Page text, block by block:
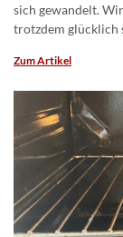
sich gewandelt.
trotzdem glücklich
Zum Artikel